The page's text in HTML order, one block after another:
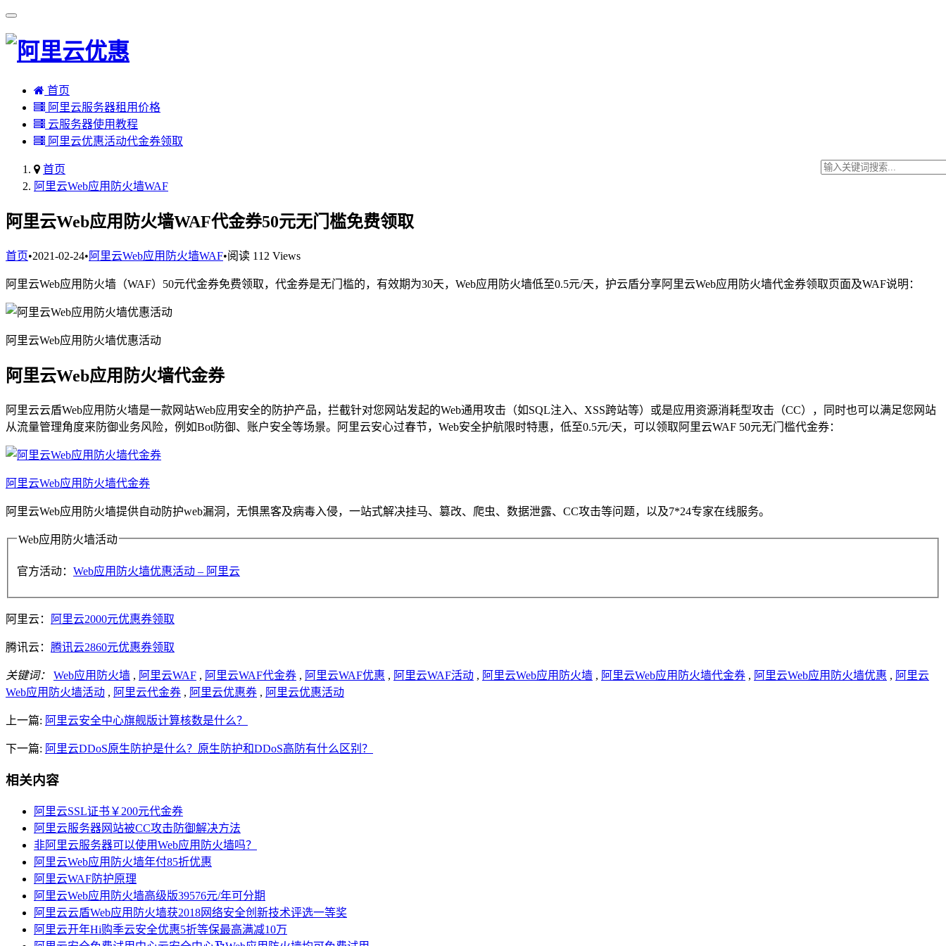
首页
阿里云服务器租用价格
云服务器使用教程
阿里云优惠活动代金券领取
首页
阿里云Web应用防火墙WAF
阿里云Web应用防火墙WAF代金券50元无门槛免费领取
首页•2021-02-24• 阿里云Web应用防火墙WAF•阅读 112 Views
阿里云Web应用防火墙（WAF）50元代金券免费领取，代金券是无门槛的，有效期为30天，Web应用防火墙低至0.5元/天，护云盾分享阿里云Web应用防火墙代金券领取页面及WAF说明：
阿里云Web应用防火墙优惠活动
阿里云Web应用防火墙代金券
阿里云云盾Web应用防火墙是一款网站Web应用安全的防护产品，拦截针对您网站发起的Web通用攻击（如SQL注入、XSS跨站等）或是应用资源消耗型攻击（CC），同时也可以满足您网站
从流量管理角度来防御业务风险，例如Bot防御、账户安全等场景。阿里云安心过春节，Web安全护航限时特惠，低至0.5元/天，可以领取阿里云WAF 50元无门槛代金券：
阿里云Web应用防火墙代金券
阿里云Web应用防火墙提供自动防护web漏洞，无惧黑客及病毒入侵，一站式解决挂马、篡改、爬虫、数据泄露、CC攻击等问题，以及7*24专家在线服务。
Web应用防火墙活动
官方活动： Web应用防火墙优惠活动 – 阿里云
阿里云： 阿里云2000元优惠券领取
腾讯云： 腾讯云2860元优惠券领取
关键词： Web应用防火墙 , 阿里云WAF , 阿里云WAF代金券 , 阿里云WAF优惠 , 阿里云WAF活动 , 阿里云Web应用防火墙 , 阿里云Web应用防火墙代金券 , 阿里云Web应用防火墙优惠 , 阿里云
Web应用防火墙活动 , 阿里云代金券 , 阿里云优惠券 , 阿里云优惠活动
上一篇: 阿里云安全中心旗舰版计算核数是什么？
下一篇: 阿里云DDoS原生防护是什么？原生防护和DDoS高防有什么区别？
相关内容
阿里云SSL证书￥200元代金券
阿里云服务器网站被CC攻击防御解决方法
非阿里云服务器可以使用Web应用防火墙吗？
阿里云Web应用防火墙年付85折优惠
阿里云WAF防护原理
阿里云Web应用防火墙高级版39576元/年可分期
阿里云云盾Web应用防火墙获2018网络安全创新技术评选一等奖
阿里云开年Hi购季云安全优惠5折等保最高满减10万